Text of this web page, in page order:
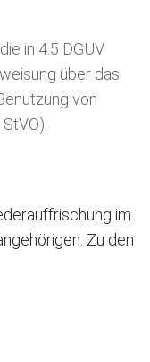
in 4.5 DGUV
über das
von
im
Zu den